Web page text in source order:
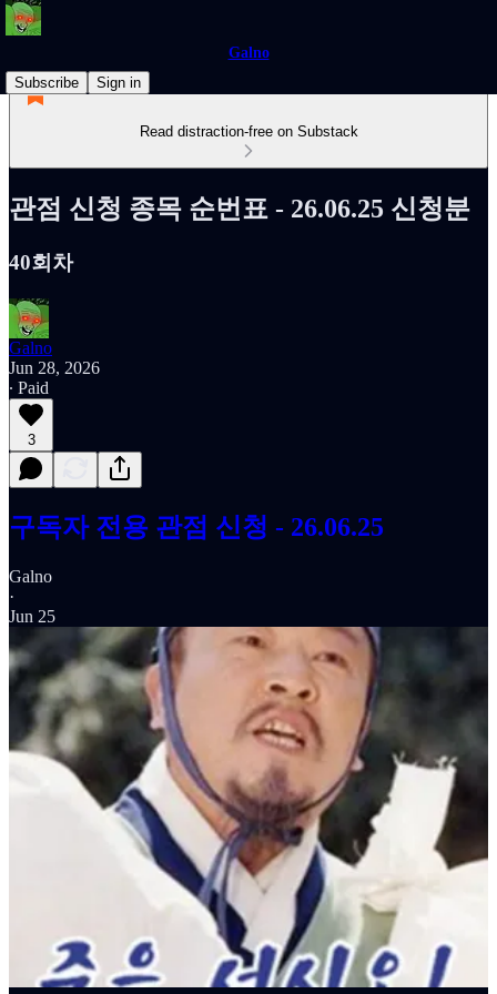
Galno
Subscribe
Sign in
Read distraction-free on Substack
관점 신청 종목 순번표 - 26.06.25 신청분
40회차
Galno
Jun 28, 2026
∙ Paid
3
구독자 전용 관점 신청 - 26.06.25
Galno
·
Jun 25